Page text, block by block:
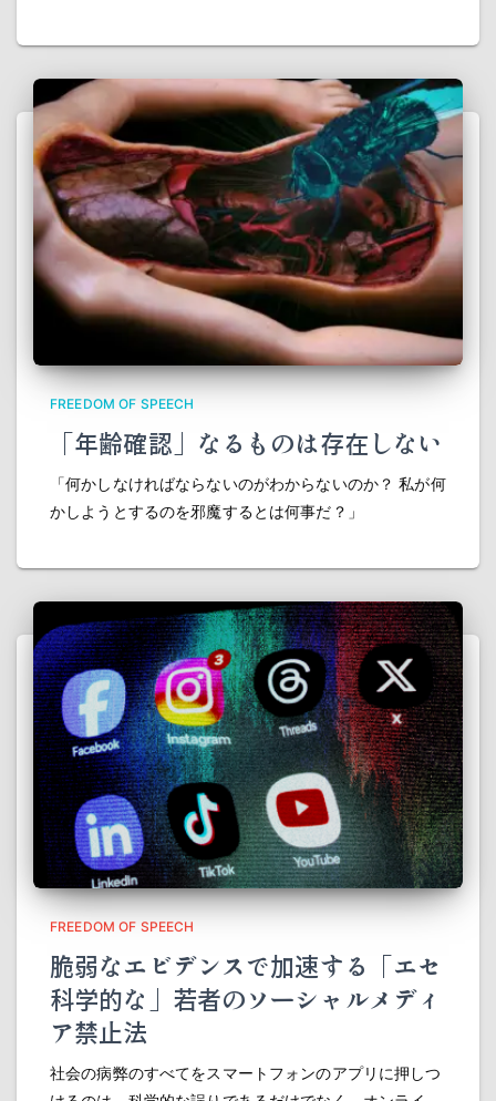
FREEDOM OF SPEECH
「年齢確認」なるものは存在しない
「何かしなければならないのがわからないのか？ 私が何
かしようとするのを邪魔するとは何事だ？」
FREEDOM OF SPEECH
脆弱なエビデンスで加速する「エセ
科学的な」若者のソーシャルメディ
ア禁止法
社会の病弊のすべてをスマートフォンのアプリに押しつ